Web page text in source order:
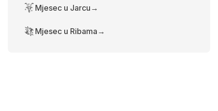
Mjesec u Jarcu →
Mjesec u Ribama →